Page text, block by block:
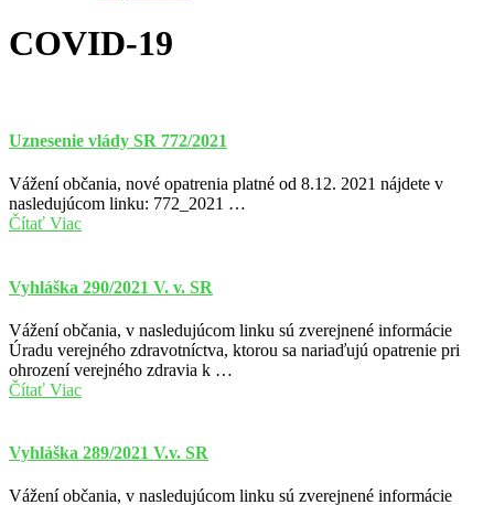
COVID-19
Uznesenie vlády SR 772/2021
Vážení občania, nové opatrenia platné od 8.12. 2021 nájdete v
nasledujúcom linku: 772_2021 …
Čítať Viac
Vyhláška 290/2021 V. v. SR
Vážení občania, v nasledujúcom linku sú zverejnené informácie
Úradu verejného zdravotníctva, ktorou sa nariaďujú opatrenie pri
ohrození verejného zdravia k …
Čítať Viac
Vyhláška 289/2021 V.v. SR
Vážení občania, v nasledujúcom linku sú zverejnené informácie